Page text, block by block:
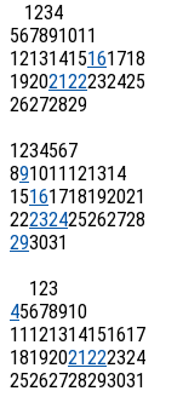
1234
567891011
12131415161718
19202122232425
26272829
1234567
891011 121314
15161718192021
22232425262728
293031
123
45678910
11 121314151617
18192021222324
25262728293031